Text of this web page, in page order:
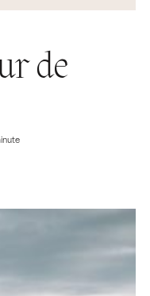
de